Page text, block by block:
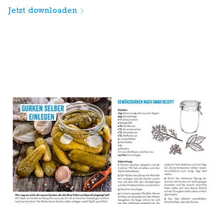
Jetzt downloaden